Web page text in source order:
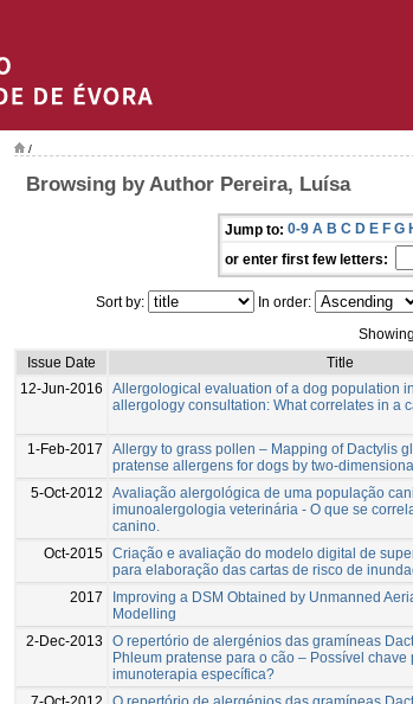
/
Browsing by Author Pereira, Luísa
Jump to: 0-9 A B C D E F G
or enter first few letters:
Sort by: In order:
Issue Date
Title
12-Jun-2016
Allergological evaluation of a dog population
allergology consultation: What correlates in a
1-Feb-2017
Allergy to grass pollen – Mapping of Dactylis
pratense allergens for dogs by two-
5-Oct-2012
Avaliação alergológica de uma população
imunoalergologia veterinária - O que se
canino.
Oct-2015 Criação e avaliação do modelo digital de
para elaboração das cartas de risco de
2017
Improving a DSM Obtained by Unmanned
Modelling
2-Dec-2013
O repertório de alergénios das gramíneas
Phleum pratense para o cão – Possível chave
imunoterapia específica?